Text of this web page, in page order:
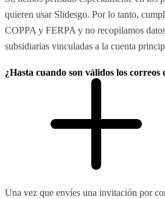
quieren usar Slidesgo. Por lo tanto,
COPPA y FERPA y no recopilamos
subsidiarias vinculadas a la cuenta
¿Hasta cuando son válidos los correos
Una vez que envíes una invitación por